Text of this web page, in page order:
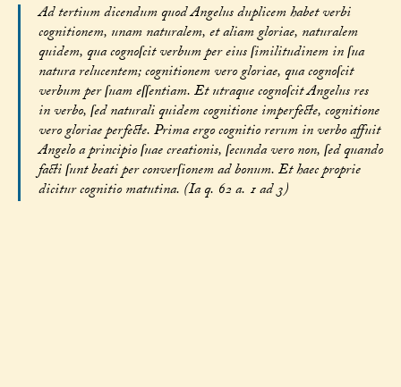
Ad tertium dicendum quod Angelus duplicem habet verbi
cognitionem, unam naturalem, et aliam gloriae, naturalem
quidem, qua cognoſcit verbum per eius ſimilitudinem in ſua
natura relucentem; cognitionem vero gloriae, qua cognoſcit
verbum per ſuam eſſentiam. Et utraque cognoſcit Angelus res
in verbo, ſed naturali quidem cognitione imperfecte, cognitione
vero gloriae perfecte. Prima ergo cognitio rerum in verbo affuit
Angelo a principio ſuae creationis, ſecunda vero non, ſed quando
facti ſunt beati per converſionem ad bonum. Et haec proprie
dicitur cognitio matutina. (Ia q. 62 a. 1 ad 3)